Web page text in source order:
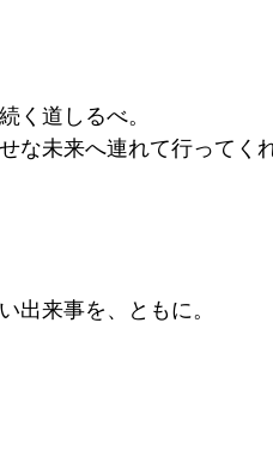
く道しるべ。
な未来へ連れて行ってくれ
出来事を、ともに。